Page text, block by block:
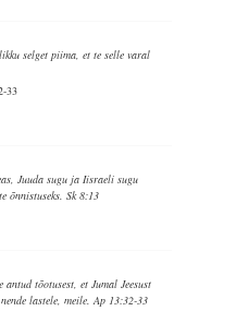
selget piima, et te selle varal
33
Juuda sugu ja Iisraeli sugu
õnnistuseks. Sk 8:13
tõotusest, et Jumal Jeesust
lastele, meile. Ap 13:32-33